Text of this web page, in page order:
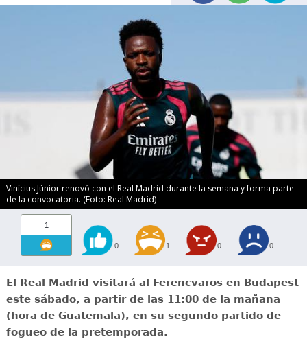
Vinícius Júnior renovó con el Real Madrid durante la semana y forma parte
de la convocatoria. (Foto: Real Madrid)
1
0 1 0 0
El Real Madrid visitará al Ferencvaros en Budapest
este sábado, a partir de las 11:00 de la mañana
(hora de Guatemala), en su segundo partido de
fogueo de la pretemporada.